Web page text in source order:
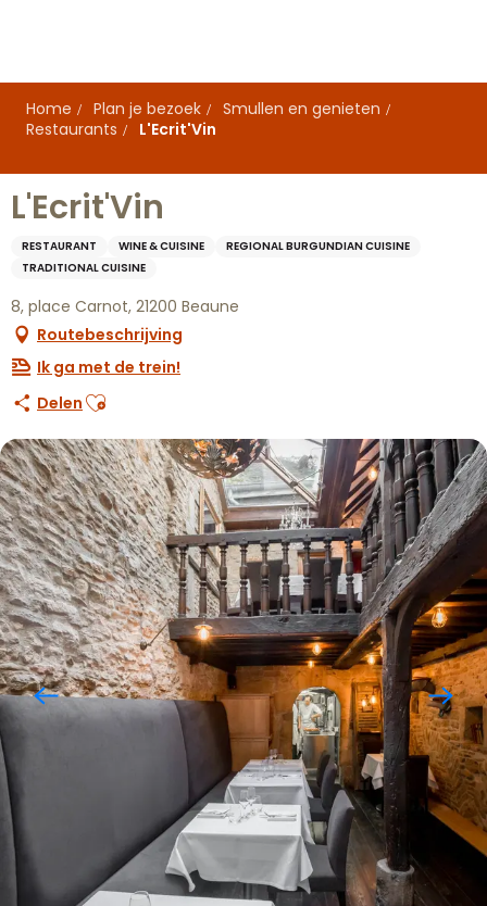
principal
Home
Plan je bezoek
Smullen en genieten
Restaurants
L'Ecrit'Vin
L'Ecrit'Vin
RESTAURANT WINE & CUISINE
REGIONAL BURGUNDIAN CUISINE
TRADITIONAL CUISINE
8, place Carnot, 21200 Beaune
Routebeschrijving
Ik ga met de trein!
Delen Ajouter aux favoris